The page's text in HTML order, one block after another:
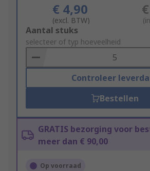
€ 4,90
(excl. BTW)
Add
to
Basket
Aantal stuks
selecteer of typ hoeveelheid
Controleer
Bestellen
GRATIS bezorging voor
meer dan € 90,00
Op voorraad